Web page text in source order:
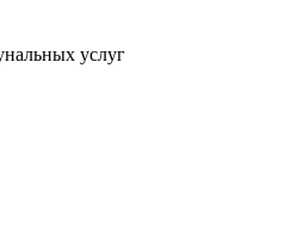
услуг